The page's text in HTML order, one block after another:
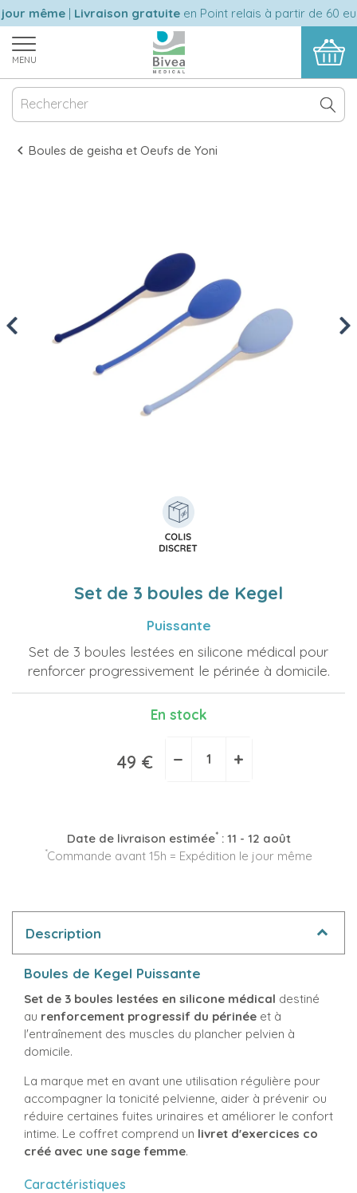
même|Livraison gratuiteen Point relais à partir de 60
MENU
Boules de geisha et Oeufs de Yoni
Previous
Set de 3 boules de Kegel
Puissante
Set de 3 boules lestées en silicone médical pour
renforcer progressivement le périnée à domicile.
En stock
49 € − +
Date de livraison estimée*: 11 - 12 août
*Commande avant 15h = Expédition le jour même
Description
Boules de Kegel Puissante
Set de 3 boules lestées en silicone médical destiné
au renforcement progressif du périnée et à
l'entraînement des muscles du plancher pelvien à
domicile.
La marque met en avant une utilisation régulière pour
accompagner la tonicité pelvienne, aider à prévenir ou
réduire certaines fuites urinaires et améliorer le confort
intime. Le coffret comprend un livret d'exercices co
créé avec une sage femme.
Caractéristiques